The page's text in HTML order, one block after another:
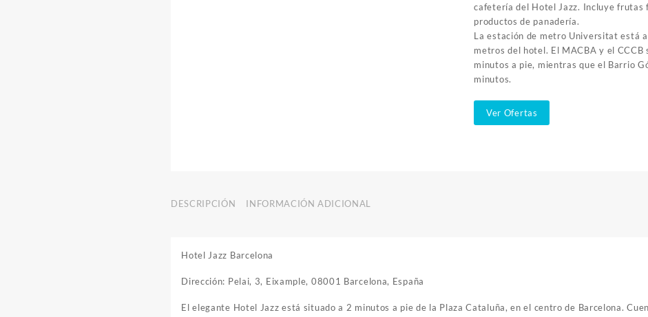
cafetería del Hotel Jazz. Incluye frutas
productos de panadería.
La estación de metro Universitat está
metros del hotel. El MACBA y el CCCB
minutos a pie, mientras que el Barrio
minutos.
Ver Ofertas
DESCRIPCIÓN INFORMACIÓN ADICIONAL
Hotel Jazz Barcelona
Dirección: Pelai, 3, Eixample, 08001 Barcelona, España
El elegante Hotel Jazz está situado a 2 minutos a pie de la Plaza Cataluña, en el centro de Barcelona.